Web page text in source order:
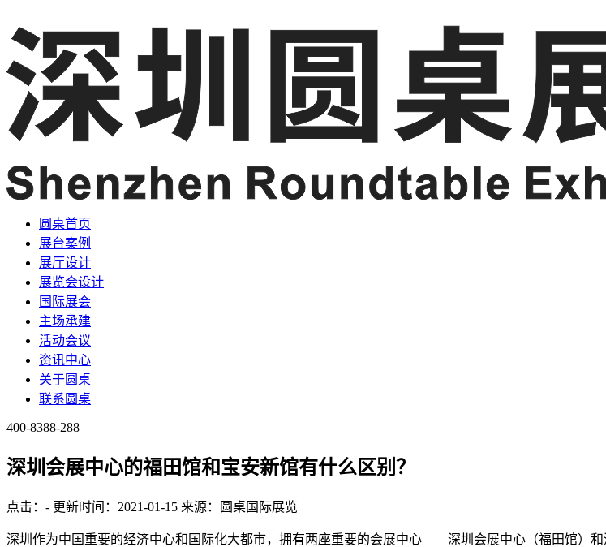
圆桌首页
展台案例
展厅设计
展览会设计
国际展会
主场承建
活动会议
资讯中心
关于圆桌
联系圆桌
400-8388-288
深圳会展中心的福田馆和宝安新馆有什么区别？
点击： - 更新时间：2021-01-15 来源：圆桌国际展览
深圳作为中国重要的经济中心和国际化大都市，拥有两座重要的会展中心——深圳会展中心（福田馆）